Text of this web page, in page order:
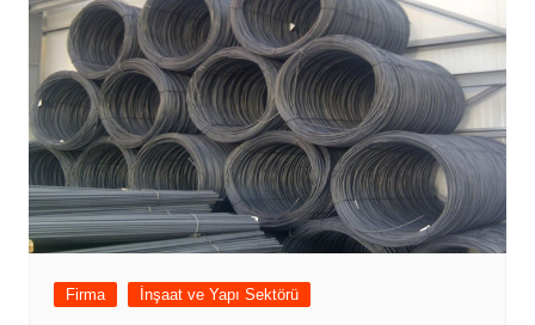
Firma İnşaat ve Yapı Sektörü